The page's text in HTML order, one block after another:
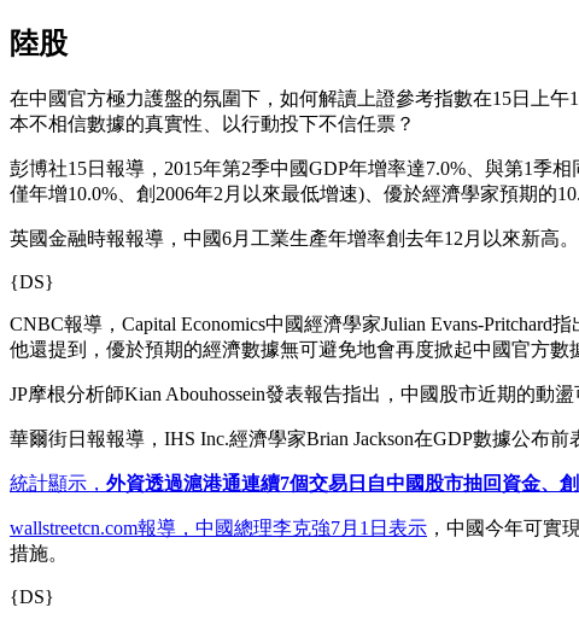
陸股
在中國官方極力護盤的氛圍下，如何解讀上證參考指數在15日上
本不相信數據的真實性、以行動投下不信任票？
彭博社15日報導，2015年第2季中國GDP年增率達7.0%、與第1季
僅年增10.0%、創2006年2月以來最低增速)、優於經濟學家預期的
英國金融時報報導，中國6月工業生產年增率創去年12月以來新高。
{DS}
CNBC報導，Capital Economics中國經濟學家Julian Evans-
他還提到，優於預期的經濟數據無可避免地會再度掀起中國官方數
JP摩根分析師Kian Abouhossein發表報告指出，中國股市近期的動
華爾街日報報導，IHS Inc.經濟學家Brian Jackson在GDP數據公布
統計顯示， 外資透過滬港通連續7個交易日自中國股市抽回資金、
wallstreetcn.com報導，中國總理李克強7月1日表示 ，中國今年可實
措施。
{DS}